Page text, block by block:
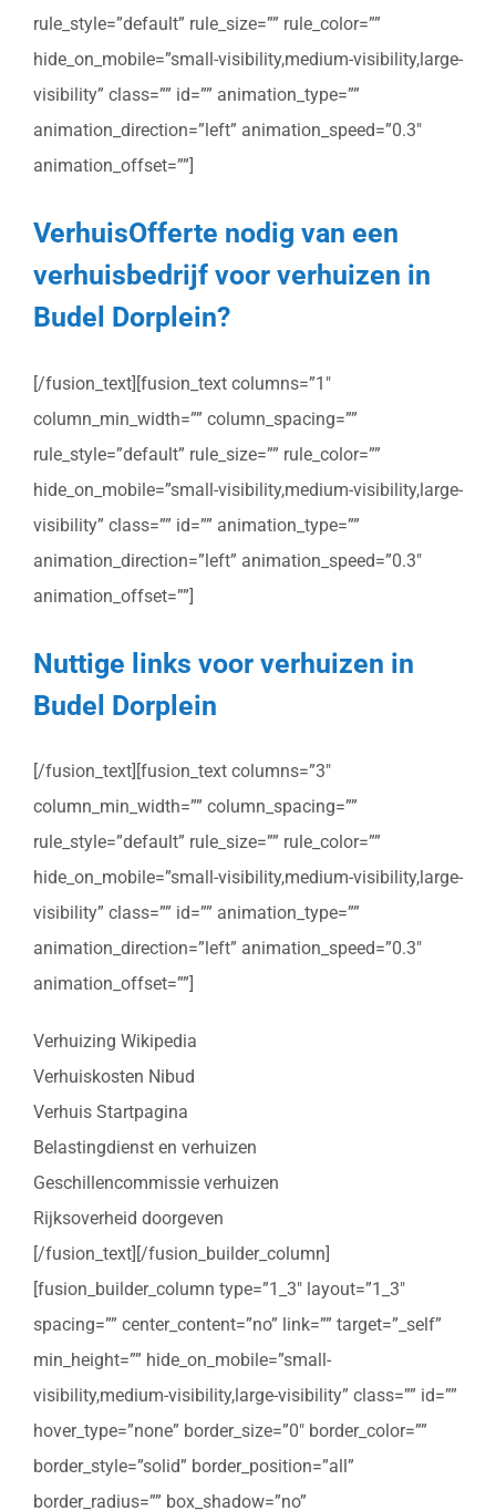
rule_style=”default” rule_size=”” rule_color=””
hide_on_mobile=”small-visibility,medium-visibility,large-
visibility” class=”” id=”” animation_type=””
animation_direction=”left” animation_speed=”0.3″
animation_offset=””]
VerhuisOfferte nodig van een
verhuisbedrijf voor verhuizen in
Budel Dorplein?
[/fusion_text][fusion_text columns=”1″
column_min_width=”” column_spacing=””
rule_style=”default” rule_size=”” rule_color=””
hide_on_mobile=”small-visibility,medium-visibility,large-
visibility” class=”” id=”” animation_type=””
animation_direction=”left” animation_speed=”0.3″
animation_offset=””]
Nuttige links voor verhuizen in
Budel Dorplein
[/fusion_text][fusion_text columns=”3″
column_min_width=”” column_spacing=””
rule_style=”default” rule_size=”” rule_color=””
hide_on_mobile=”small-visibility,medium-visibility,large-
visibility” class=”” id=”” animation_type=””
animation_direction=”left” animation_speed=”0.3″
animation_offset=””]
Verhuizing Wikipedia
Verhuiskosten Nibud
Verhuis Startpagina
Belastingdienst en verhuizen
Geschillencommissie verhuizen
Rijksoverheid doorgeven
[/fusion_text][/fusion_builder_column]
[fusion_builder_column type=”1_3″ layout=”1_3″
spacing=”” center_content=”no” link=”” target=”_self”
min_height=”” hide_on_mobile=”small-
visibility,medium-visibility,large-visibility” class=”” id=””
hover_type=”none” border_size=”0″ border_color=””
border_style=”solid” border_position=”all”
border_radius=”” box_shadow=”no”